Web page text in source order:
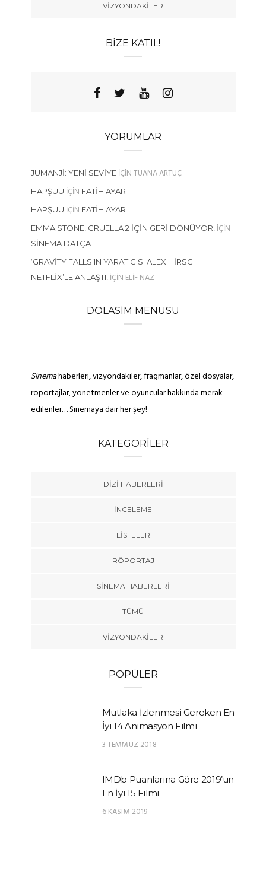
VIZYONDAKILER
BIZE KATIL!
YORUMLAR
JUMANJI: YENI SEVIYEIÇINTUANA ARTUÇ
HAPŞUU IÇIN FATIH AYAR
HAPŞUU IÇIN FATIH AYAR
EMMA STONE, CRUELLA 2 İÇIN GERI DÖNÜYOR!IÇIN
SINEMA DATÇA
‘GRAVITY FALLS’IN YARATICISI ALEX HIRSCH
NETFLIX’LE ANLAŞTI!IÇIN ELIF NAZ
DOLASIM MENUSU
Sinemahaberleri, vizyondakiler, fragmanlar, özel dosyalar,
röportajlar, yönetmenler ve oyuncular hakkında merak
edilenler… Sinemaya dair her şey!
KATEGORILER
DIZI HABERLERI
İNCELEME
LISTELER
RÖPORTAJ
SINEMA HABERLERI
TÜMÜ
VIZYONDAKILER
POPÜLER
Mutlaka İzlenmesi Gereken En
İyi 14 Animasyon Filmi
3 TEMMUZ 2018
IMDb Puanlarına Göre 2019’un
En İyi 15 Filmi
6 KASIM 2019